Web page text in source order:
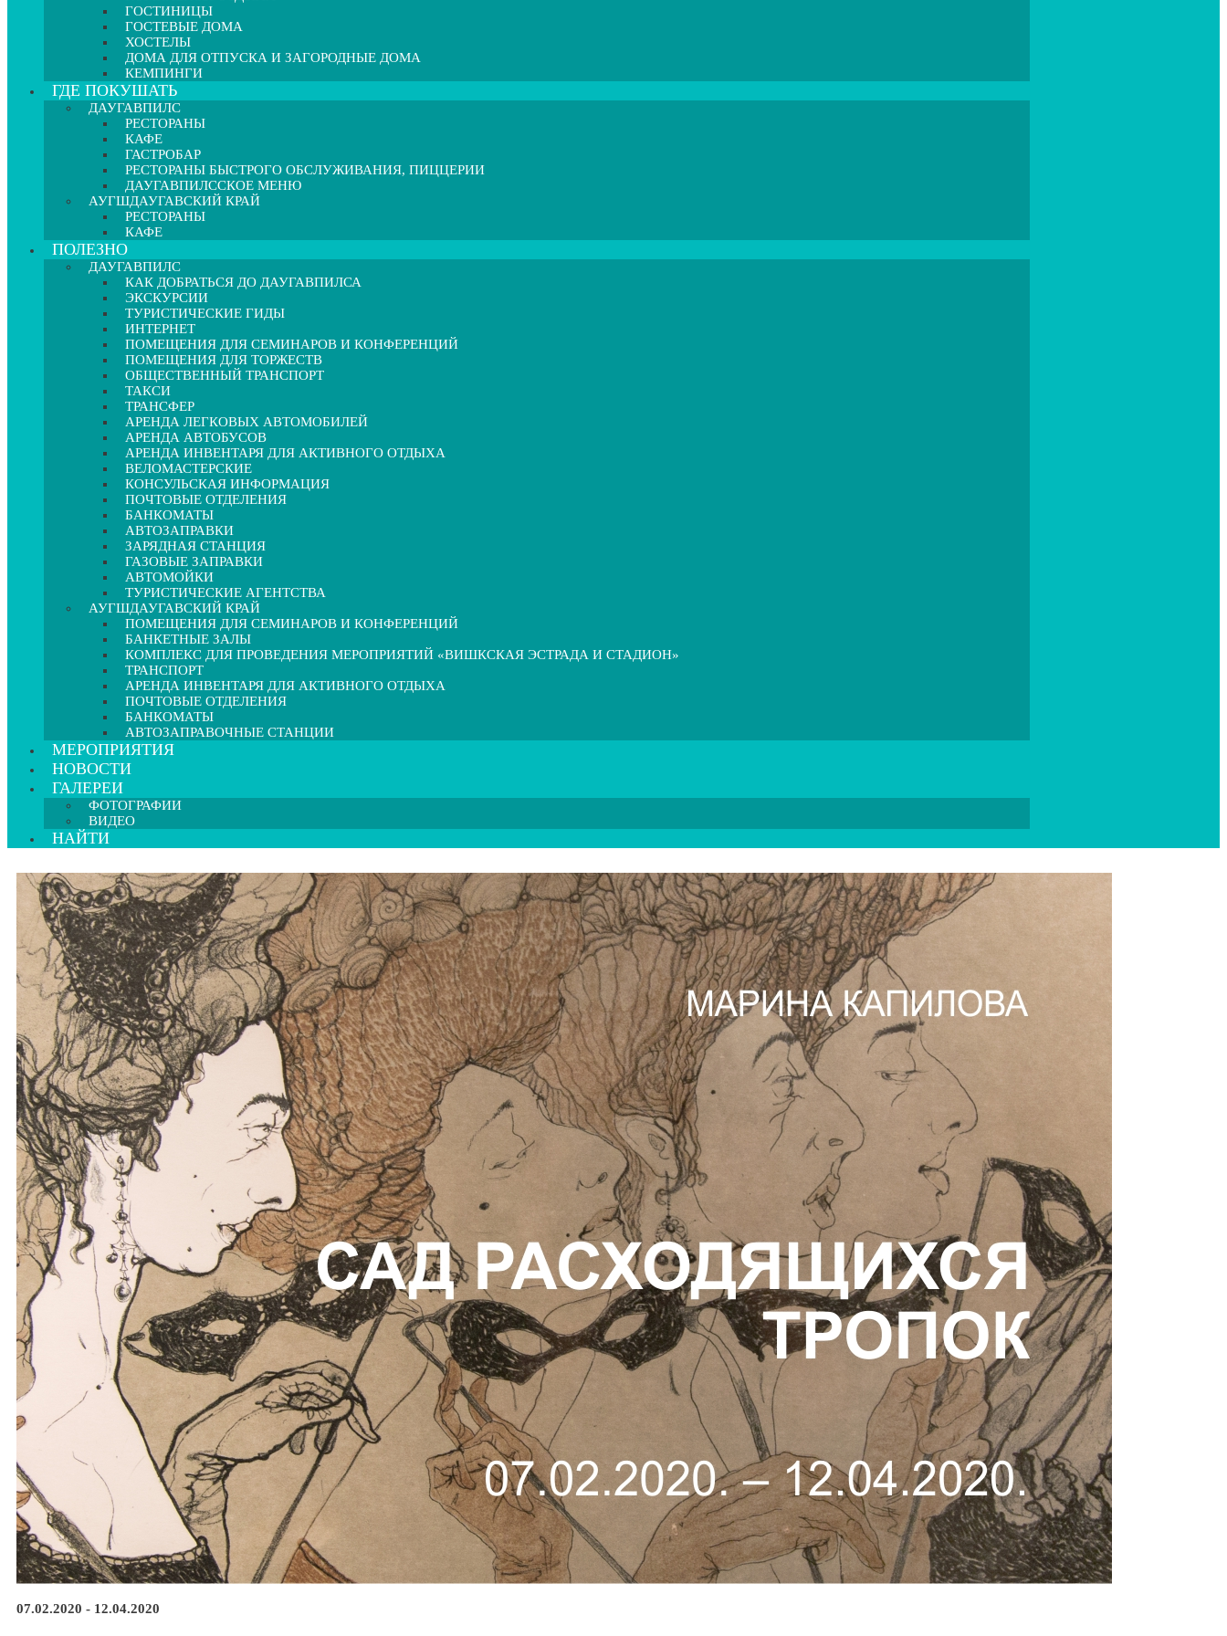
ГОСТИНИЦЫ
ГОСТЕВЫЕ ДОМА
ХОСТЕЛЫ
ДОМА ДЛЯ ОТПУСКА И ЗАГОРОДНЫЕ ДОМА
КЕМПИНГИ
ГДЕ ПОКУШАТЬ
ДАУГАВПИЛС
РЕСТОРАНЫ
КАФЕ
ГАСТРОБАР
РЕСТОРАНЫ БЫСТРОГО ОБСЛУЖИВАНИЯ, ПИЦЦЕРИИ
ДАУГАВПИЛССКОЕ МЕНЮ
АУГШДАУГАВСКИЙ КРАЙ
РЕСТОРАНЫ
КАФЕ
ПОЛЕЗНО
ДАУГАВПИЛС
КАК ДОБРАТЬСЯ ДО ДАУГАВПИЛСА
ЭКСКУРСИИ
ТУРИСТИЧЕСКИЕ ГИДЫ
ИНТЕРНЕТ
ПОМЕЩЕНИЯ ДЛЯ СЕМИНАРОВ И КОНФЕРЕНЦИЙ
ПОМЕЩЕНИЯ ДЛЯ ТОРЖЕСТВ
ОБЩЕСТВЕННЫЙ ТРАНСПОРТ
ТАКСИ
ТРАНСФЕР
АРЕНДА ЛЕГКОВЫХ АВТОМОБИЛЕЙ
АРЕНДА АВТОБУСОВ
АРЕНДА ИНВЕНТАРЯ ДЛЯ АКТИВНОГО ОТДЫХА
ВЕЛОМАСТЕРСКИЕ
КОНСУЛЬСКАЯ ИНФОРМАЦИЯ
ПОЧТОВЫЕ ОТДЕЛЕНИЯ
БАНКОМАТЫ
АВТОЗАПРАВКИ
ЗАРЯДНАЯ СТАНЦИЯ
ГАЗОВЫЕ ЗАПРАВКИ
АВТОМОЙКИ
ТУРИСТИЧЕСКИЕ АГЕНТСТВА
АУГШДАУГАВСКИЙ КРАЙ
ПОМЕЩЕНИЯ ДЛЯ СЕМИНАРОВ И КОНФЕРЕНЦИЙ
БАНКЕТНЫЕ ЗАЛЫ
КОМПЛЕКС ДЛЯ ПРОВЕДЕНИЯ МЕРОПРИЯТИЙ «ВИШКСКАЯ ЭСТРАДА И СТАДИОН»
ТРАНСПОРТ
АРЕНДА ИНВЕНТАРЯ ДЛЯ АКТИВНОГО ОТДЫХА
ПОЧТОВЫЕ ОТДЕЛЕНИЯ
БАНКОМАТЫ
АВТОЗАПРАВОЧНЫЕ СТАНЦИИ
МЕРОПРИЯТИЯ
НОВОСТИ
ГАЛЕРЕИ
ФОТОГРАФИИ
ВИДЕО
НАЙТИ
07.02.2020 - 12.04.2020